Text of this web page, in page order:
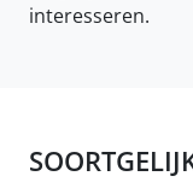
interesseren.